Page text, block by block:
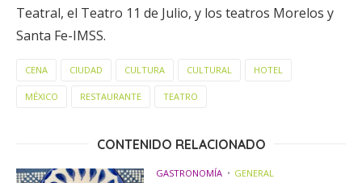
Teatral, el Teatro 11 de Julio, y los teatros Morelos y
Santa Fe-IMSS.
CENA CIUDAD CULTURA CULTURAL HOTEL
MÉXICO RESTAURANTE TEATRO
CONTENIDO RELACIONADO
GASTRONOMÍA GENERAL